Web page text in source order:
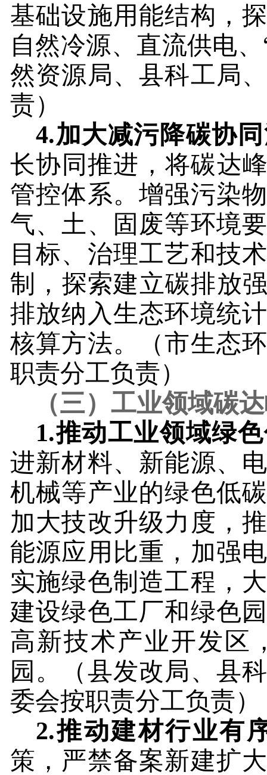
基础设施用能结构，
自然冷源、直流供电
然资源局、县科工局
责）
4.加大减污降碳协
长协同推进，将碳达
管控体系。增强污染
气、土、固废等环境
目标、治理工艺和技
制，探索建立碳排放
排放纳入生态环境统
核算方法。
（市生态
职责分工负责）
（三）工业领域碳
1.推动工业领域绿
进新材料、新能源、
机械等产业的绿色低
加大技改升级力度，
能源应用比重，加强
实施绿色制造工程，
建设绿色工厂和绿色
高新技术产业开发区
园。
（县发改局、县
委会按职责分工负责）
2.推动建材行业有
策，严禁备案新建扩